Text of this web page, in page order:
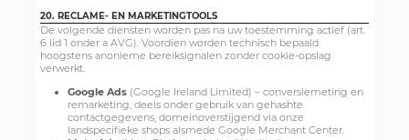
20. RECLAME- EN MARKETINGTOOLS
De volgende diensten worden pas na uw toestemming actief (art.
6 lid 1 onder a AVG). Voordien worden technisch bepaald
hoogstens anonieme bereiksignalen zonder cookie-opslag
verwerkt.
Google Ads (Google Ireland Limited) – conversiemeting en
remarketing, deels onder gebruik van gehashte
contactgegevens, domeinoverstijgend via onze
landspecifieke shops alsmede Google Merchant Center.